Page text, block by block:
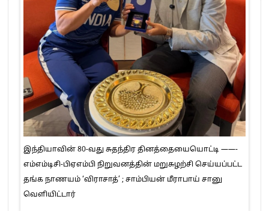
இந்தியாவின் 80-வது சுதந்திர தினத்தையையொட்டி ——-
எம்எம்டிசி-பிஏஎம்பி நிறுவனத்தின் மறுசுழற்சி செய்யப்பட்ட
தங்க நாணயம் ‘விராசாத்’ ; சாம்பியன் மீராபாய் சானு
வெளியிட்டார்